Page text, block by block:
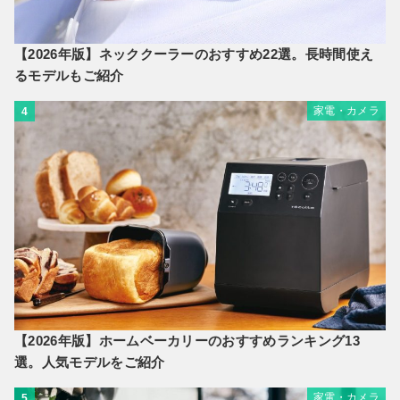
【2026年版】ネッククーラーのおすすめ22選。長時間使え
るモデルもご紹介
4 家電・カメラ
【2026年版】ホームベーカリーのおすすめランキング13
選。人気モデルをご紹介